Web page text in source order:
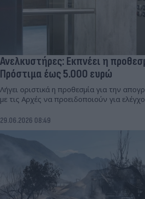
Ανελκυστήρες: Εκπνέει η
Πρόστιμα έως 5.000 ευρώ
Λήγει οριστικά η προθεσμία για την
με τις Αρχές να προειδοποιούν για
29.06.2026 08:49